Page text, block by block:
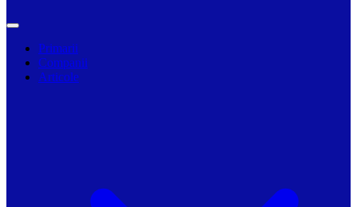
Primarii
Companii
Articole